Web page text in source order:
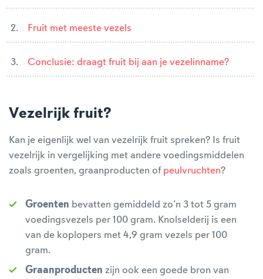
Fruit met meeste vezels
Conclusie: draagt fruit bij aan je vezelinname?
Vezelrijk fruit?
Kan je eigenlijk wel van vezelrijk fruit spreken? Is fruit
vezelrijk in vergelijking met andere voedingsmiddelen
zoals groenten, graanproducten of peulvruchten?
Groenten bevatten gemiddeld zo’n 3 tot 5 gram
voedingsvezels per 100 gram. Knolselderij is een
van de koplopers met 4,9 gram vezels per 100
gram.
Graanproducten zijn ook een goede bron van